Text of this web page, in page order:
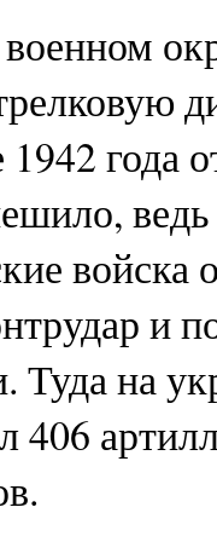
года
войска
и
на
406